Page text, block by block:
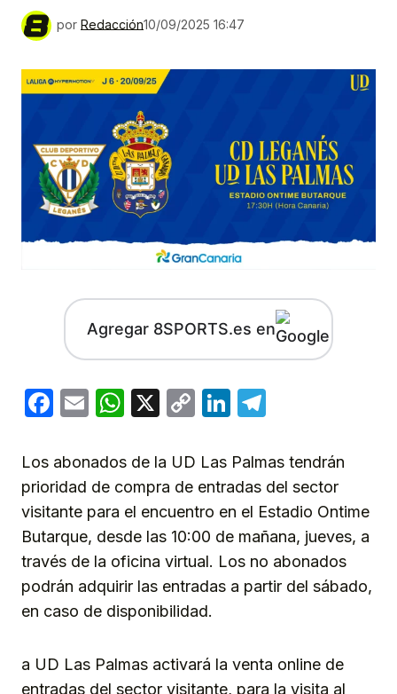
por Redacción10/09/2025 16:47
Agregar 8SPORTS.es en
Facebook
EmailWhatsApp
X
CopyLinkedIn
Los abonados de la UD Las Palmas tendrán
prioridad de compra de entradas del sector
visitante para el encuentro en el Estadio Ontime
Butarque, desde las 10:00 de mañana, jueves, a
través de la oficina virtual. Los no abonados
podrán adquirir las entradas a partir del sábado,
en caso de disponibilidad.
a UD Las Palmas activará la venta online de
entradas del sector visitante, para la visita al